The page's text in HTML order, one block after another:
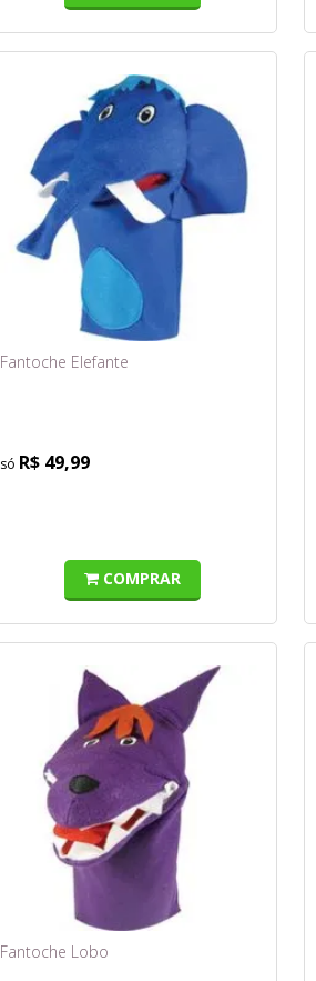
Fantoche Elefante
R$ 49,99
COMPRAR
Fantoche Lobo